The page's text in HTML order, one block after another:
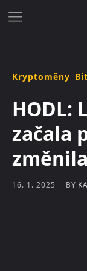
Kryptoměny
HODL:
začala
16. 1. 2025 BY